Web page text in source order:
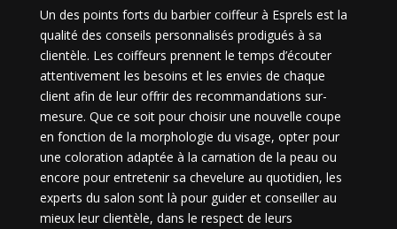
Un des points forts du barbier coiffeur à Esprels est la
qualité des conseils personnalisés prodigués à sa
clientèle. Les coiffeurs prennent le temps d’écouter
attentivement les besoins et les envies de chaque
client afin de leur offrir des recommandations sur-
mesure. Que ce soit pour choisir une nouvelle coupe
en fonction de la morphologie du visage, opter pour
une coloration adaptée à la carnation de la peau ou
encore pour entretenir sa chevelure au quotidien, les
experts du salon sont là pour guider et conseiller au
mieux leur clientèle, dans le respect de leurs